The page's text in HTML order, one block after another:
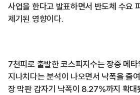
사업을 한다고 발표하면서 반도체 수요
제기된 영향이다.
7천피로 출발한 코스피지수는 장중 메
지나치다는 분석이 나오면서 낙폭을 줄
장 막판 갑자기 낙폭이 8.27%까지 확대